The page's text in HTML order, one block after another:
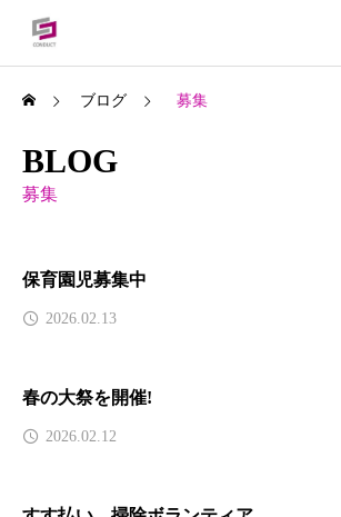
ブログ 募集
BLOG
募集
保育園児募集中
2026.02.13
春の大祭を開催!
2026.02.12